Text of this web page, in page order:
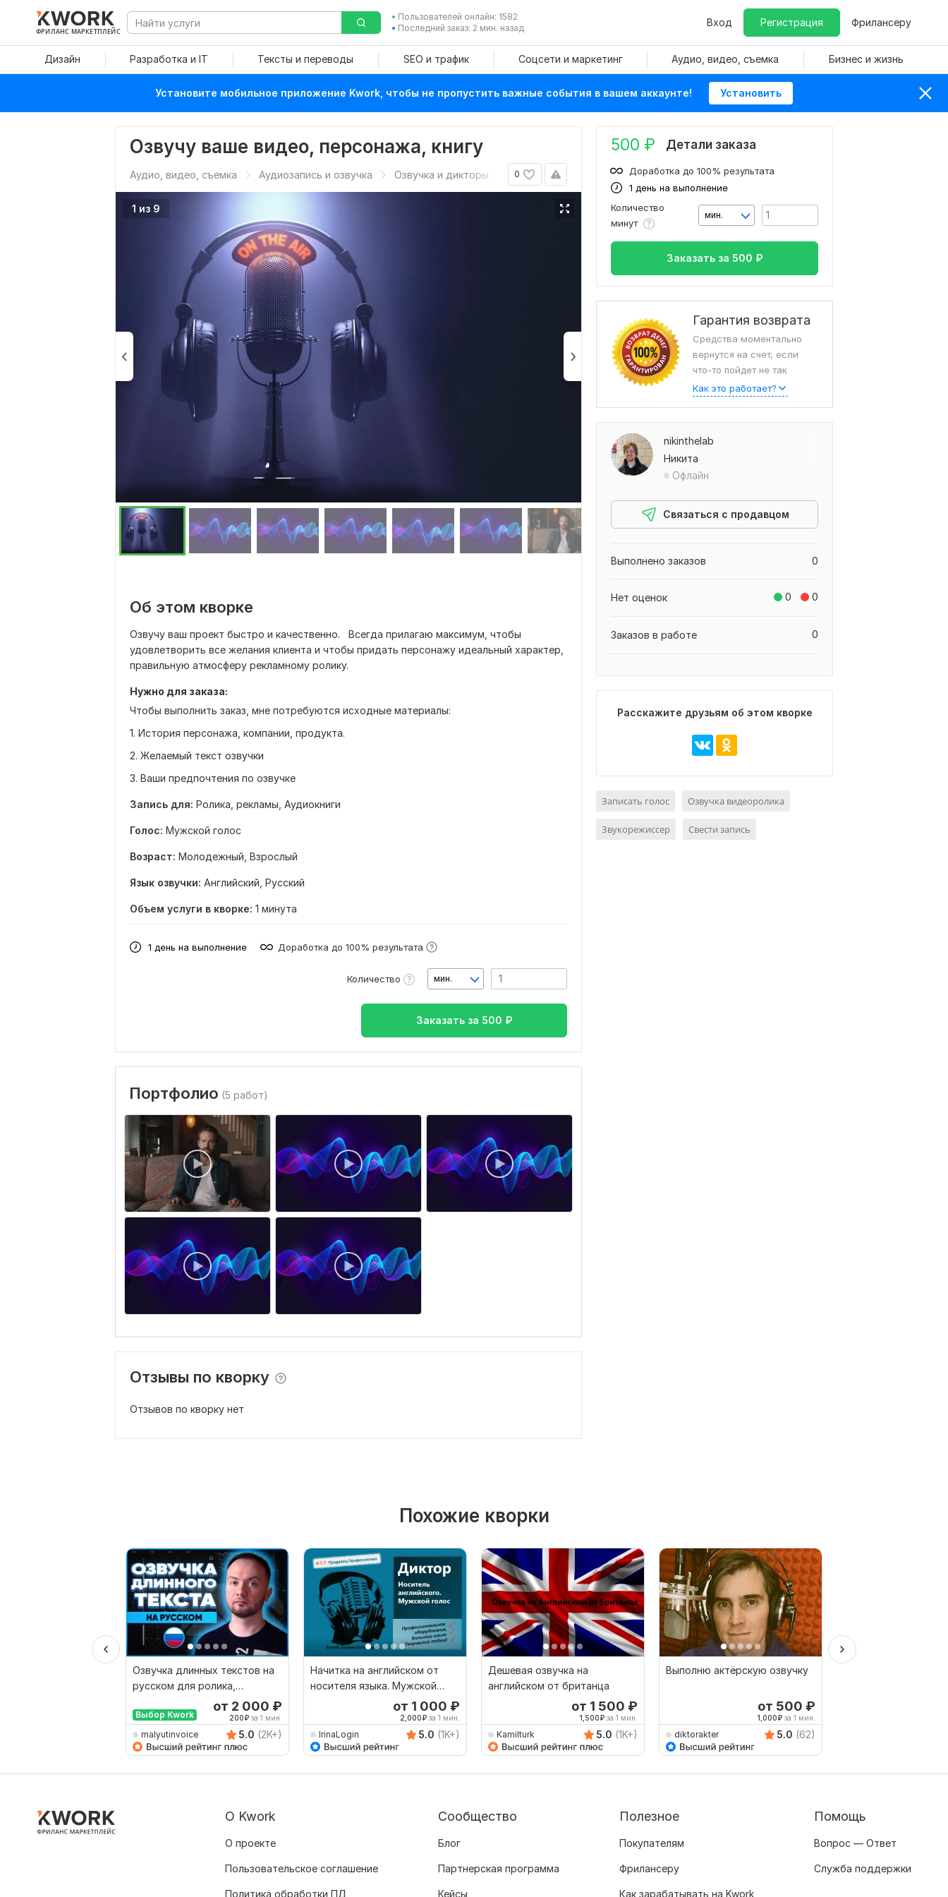
ФРИЛАНС МАРКЕТПЛЕЙС
Пользователей онлайн: 1582
Последний заказ: 2 мин. назад
Вход Регистрация Фрилансеру
Дизайн Разработка и IT Тексты и переводы SEO и трафик Соцсети и маркетинг Аудио, видео, съемка Бизнес и жизнь
Установите мобильное приложение Kwork, чтобы не пропустить важные события в вашем аккаунте! Установить
Озвучу ваше видео, персонажа, книгу
0
Аудио, видео, съемка Аудиозапись и озвучка Озвучка и дикторы
1 из 9
Об этом кворке
Озвучу ваш проект быстро и качественно. Всегда прилагаю максимум, чтобы
удовлетворить все желания клиента и чтобы придать персонажу идеальный характер,
правильную атмосферу рекламному ролику.
Нужно для заказа:
Чтобы выполнить заказ, мне потребуются исходные материалы:
1. История персонажа, компании, продукта.
2. Желаемый текст озвучки
3. Ваши предпочтения по озвучке
Запись для: Ролика, рекламы, Аудиокниги
Голос: Мужской голос
Возраст: Молодежный, Взрослый
Язык озвучки: Английский, Русский
Объем услуги в кворке: 1 минута
1 день на выполнение Доработка до 100% результата
Количество мин.
Заказать за 500 ₽
Портфолио (5 работ)
Отзывы по кворку
Отзывов по кворку нет
500 ₽ Детали заказа
1 день на выполнение
Доработка до 100% результата
Количество
минут
мин.
Заказать за 500 ₽
Гарантия возврата
Средства моментально
вернутся на счет, если
что-то пойдет не так
Как это работает?
nikinthelab
Никита
Офлайн
Связаться с продавцом
0
Выполнено заказов
0 0
Нет оценок
0
Заказов в работе
Расскажите друзьям об этом кворке
Записать голос Озвучка видеоролика
Звукорежиссер Свести запись
Похожие кворки
Озвучка длинных текстов на
русском для ролика,
презентации, подкаста
Выбор Kwork
от 2 000 ₽
200₽ за 1 мин.
malyutinvoice 5.0 (2K+)
Начитка на английском от
носителя языка. Мужской
от 1 000 ₽
2,000₽ за 1 мин.
IrinaLogin 5.0 (1K+)
Дешевая озвучка на
английском от британца
от 1 500 ₽
1,500₽ за 1 мин.
Kamilturk 5.0 (1K+)
Выполню актёрскую озвучку
от 500 ₽
1,000₽ за 1 мин.
diktorakter 5.0 (62)
О Kwork
О проекте
Пользовательское соглашение
Политика обработки ПД
Сообщество
Блог
Партнерская программа
Кейсы
Полезное
Покупателям
Фрилансеру
Как зарабатывать на Kwork
Помощь
Вопрос — Ответ
Служба поддержки